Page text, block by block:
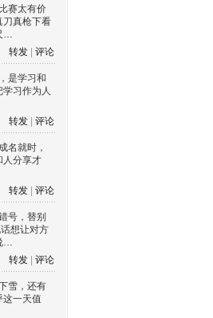
赛太有价
刀真枪下看
…
转发
评论
是学习和
习作为人
转发
评论
名就时，
人分享才
转发
评论
号，替别
想让对方
…
转发
评论
雪，还有
这一天值